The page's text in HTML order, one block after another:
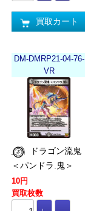
買取カート
DM-DMRP21-04-76-
VR
＜パンドラ.鬼＞
10円
買取枚数